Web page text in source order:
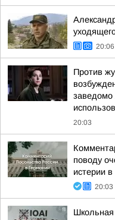
20:06
Против
20:03
поводу
истерии
20:03
Школьная